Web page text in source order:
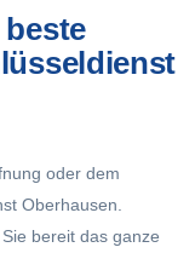
oder dem
Oberhausen.
bereit das ganze